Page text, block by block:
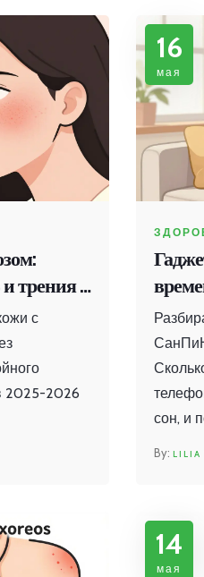
трения в
с
2025-2026
16
мая
сон, и
LILIA
14
мая